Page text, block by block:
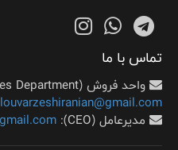
تماس با ما
واحد فروش (Sales Department):
مدیرعامل (CEO):